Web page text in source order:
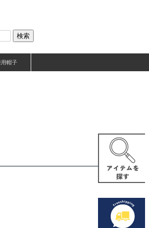
検索
用帽子